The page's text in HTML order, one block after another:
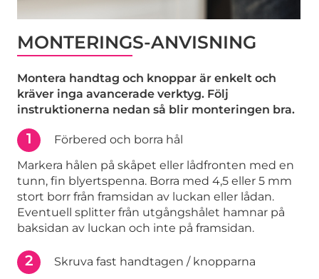
MONTERINGS-ANVISNING
Montera handtag och knoppar är enkelt och
kräver inga avancerade verktyg. Följ
instruktionerna nedan så blir monteringen bra.
1
Förbered och borra hål
Markera hålen på skåpet eller lådfronten med en
tunn, fin blyertspenna. Borra med 4,5 eller 5 mm
stort borr från framsidan av luckan eller lådan.
Eventuell splitter från utgångshålet hamnar på
baksidan av luckan och inte på framsidan.
2
Skruva fast handtagen / knopparna